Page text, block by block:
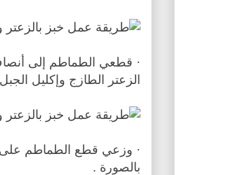
· قطعي الطماطم إلى
الزعتر الطازج وإكليل
· وزعي قطع الطماطم على
بالصورة .